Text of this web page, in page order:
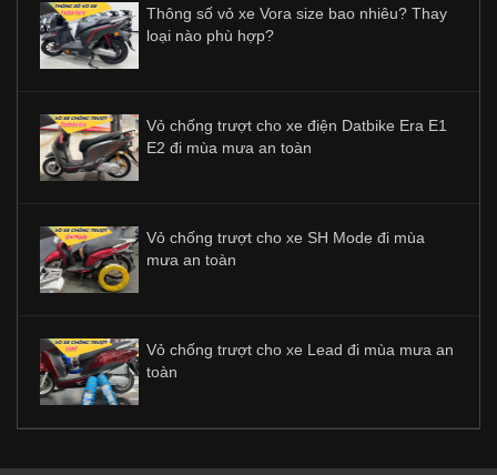
Thông số vỏ xe Vora size bao nhiêu? Thay
loại nào phù hợp?
Vỏ chống trượt cho xe điện Datbike Era E1
E2 đi mùa mưa an toàn
Vỏ chống trượt cho xe SH Mode đi mùa
mưa an toàn
Vỏ chống trượt cho xe Lead đi mùa mưa an
toàn